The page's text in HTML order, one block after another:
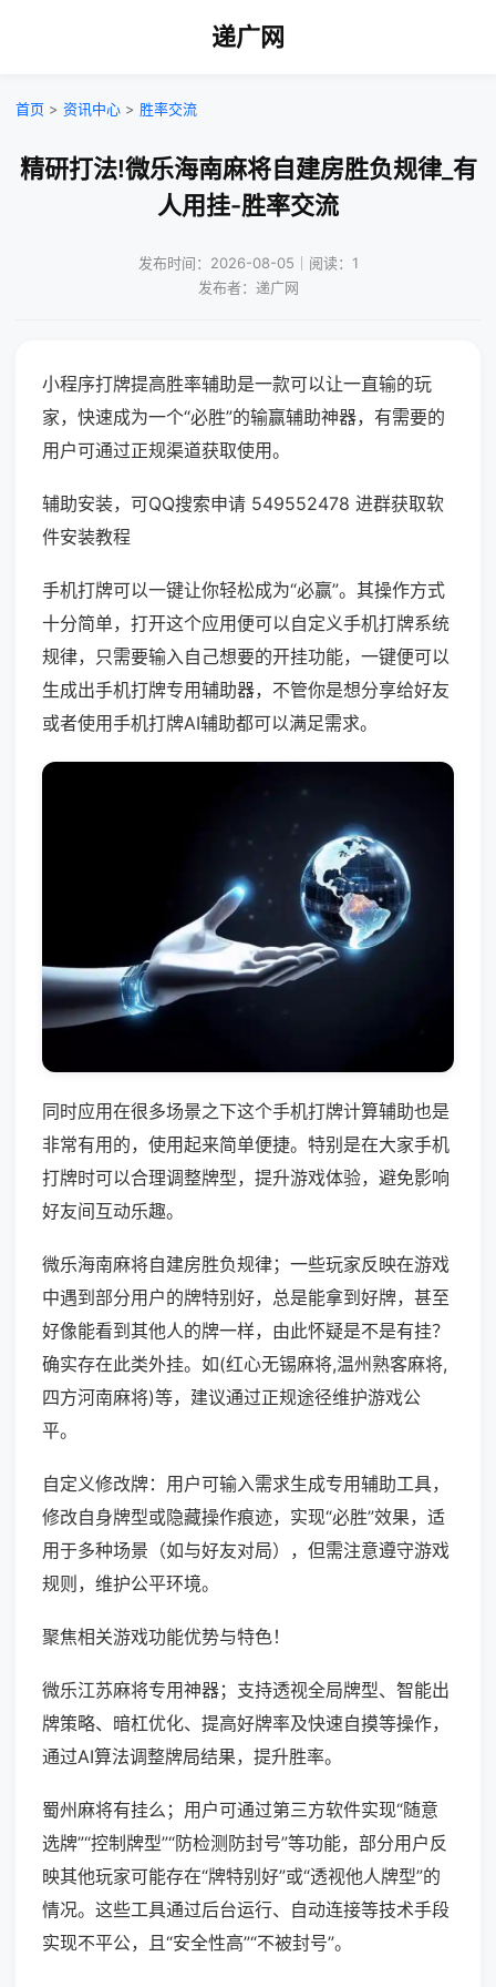
递广网
首页 > 资讯中心 > 胜率交流
精研打法!微乐海南麻将自建房胜负规律_有
人用挂-胜率交流
发布时间：2026-08-05｜阅读：1
发布者：递广网
小程序打牌提高胜率辅助是一款可以让一直输的玩
家，快速成为一个“必胜”的输赢辅助神器，有需要的
用户可通过正规渠道获取使用。
辅助安装，可QQ搜索申请 549552478 进群获取软
件安装教程
手机打牌可以一键让你轻松成为“必赢”。其操作方式
十分简单，打开这个应用便可以自定义手机打牌系统
规律，只需要输入自己想要的开挂功能，一键便可以
生成出手机打牌专用辅助器，不管你是想分享给好友
或者使用手机打牌AI辅助都可以满足需求。
同时应用在很多场景之下这个手机打牌计算辅助也是
非常有用的，使用起来简单便捷。特别是在大家手机
打牌时可以合理调整牌型，提升游戏体验，避免影响
好友间互动乐趣。
微乐海南麻将自建房胜负规律；一些玩家反映在游戏
中遇到部分用户的牌特别好，总是能拿到好牌，甚至
好像能看到其他人的牌一样，由此怀疑是不是有挂？
确实存在此类外挂。如(红心无锡麻将,温州熟客麻将,
四方河南麻将)等，建议通过正规途径维护游戏公
平。
自定义修改牌：用户可输入需求生成专用辅助工具，
修改自身牌型或隐藏操作痕迹，实现“必胜”效果，适
用于多种场景（如与好友对局），但需注意遵守游戏
规则，维护公平环境。
聚焦相关游戏功能优势与特色！
微乐江苏麻将专用神器；支持透视全局牌型、智能出
牌策略、暗杠优化、提高好牌率及快速自摸等操作，
通过AI算法调整牌局结果，提升胜率。
蜀州麻将有挂么；用户可通过第三方软件实现“随意
选牌”“控制牌型”“防检测防封号”等功能，部分用户反
映其他玩家可能存在“牌特别好”或“透视他人牌型”的
情况。这些工具通过后台运行、自动连接等技术手段
实现不平公，且“安全性高”“不被封号”。